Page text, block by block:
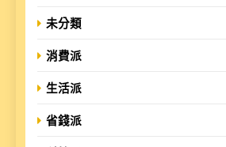
未分類
消費派
生活派
省錢派